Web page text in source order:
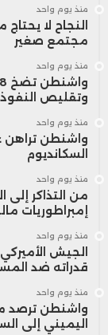
منذ يوم واحد
مجتمع صغير
منذ يوم واحد
وتقليص
منذ يوم واحد
واشنطن تراهن
السكانديوم
منذ يوم واحد
من التذاكر إلى
إمبراطوريات
منذ يوم واحد
قدراته ضد
منذ يوم واحد
واشنطن ترصد
اليميني إلى